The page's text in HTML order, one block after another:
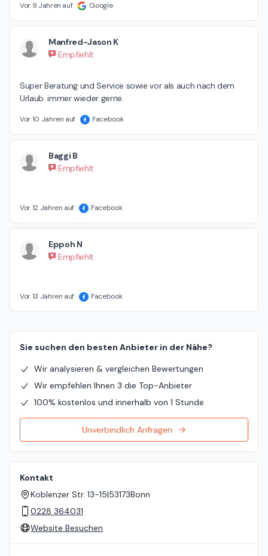
Vor 9 Jahren auf Google
Manfred-Jason K
Empfiehlt
Super Beratung und Service sowie vor als auch nach dem
Urlaub. immer wieder gerne.
Vor 10 Jahren auf Facebook
Baggi B
Empfiehlt
Vor 12 Jahren auf Facebook
Eppoh N
Empfiehlt
Vor 13 Jahren auf Facebook
Sie suchen den besten Anbieter in der Nähe?
Wir analysieren & vergleichen Bewertungen
Wir empfehlen Ihnen 3 die Top-Anbieter
100% kostenlos und innerhalb von 1 Stunde
Unverbindlich Anfragen
Kontakt
Koblenzer Str. 13-15|53173Bonn
0228 364031
Website Besuchen